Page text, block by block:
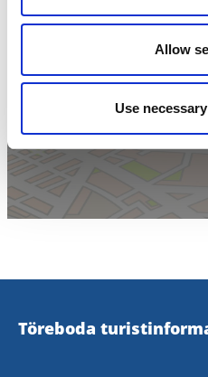
Allow
Use
Klicka
Töreboda